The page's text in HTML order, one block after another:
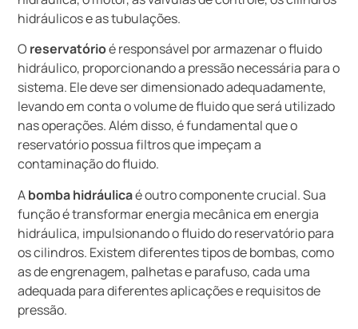
hidráulicos e as tubulações.
O reservatórioé responsável por armazenar o fluido
hidráulico, proporcionando a pressão necessária para o
sistema. Ele deve ser dimensionado adequadamente,
levando em conta o volume de fluido que será utilizado
nas operações. Além disso, é fundamental que o
reservatório possua filtros que impeçam a
contaminação do fluido.
Abomba hidráulicaé outro componente crucial. Sua
função é transformar energia mecânica em energia
hidráulica, impulsionando o fluido do reservatório para
os cilindros. Existem diferentes tipos de bombas, como
as de engrenagem, palhetas e parafuso, cada uma
adequada para diferentes aplicações e requisitos de
pressão.